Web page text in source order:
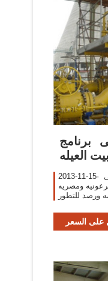
برنامج
بيت العيله
2013-11-15· تحكى الحلقه عن فن الكاريكاتير فى
ومصريه
ورصد للتطور
السعر